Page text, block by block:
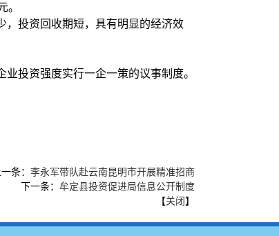
。
，投资回收期短，具有明显的经济效
投资强度实行一企一策的议事制度。
一条： 李永军带队赴云南昆明市开展精准招商
下一条： 牟定县投资促进局信息公开制度
【关闭】